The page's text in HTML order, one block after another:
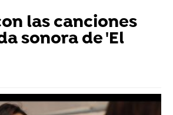
las canciones
sonora de 'El